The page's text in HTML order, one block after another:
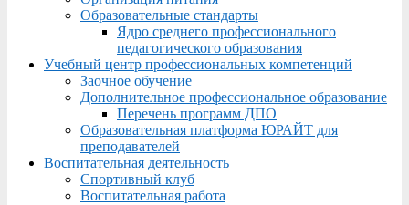
Образовательные стандарты
Ядро среднего профессионального
педагогического образования
Учебный центр профессиональных компетенций
Заочное обучение
Дополнительное профессиональное образование
Перечень программ ДПО
Образовательная платформа ЮРАЙТ для
преподавателей
Воспитательная деятельность
Спортивный клуб
Воспитательная работа